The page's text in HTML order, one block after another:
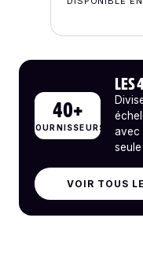
40+
FOURNISSEURS
LES
avec
VOIR TOUS